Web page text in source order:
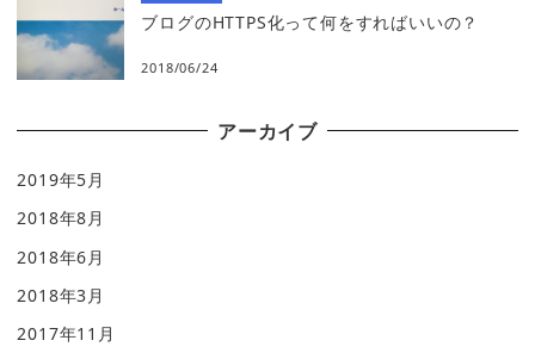
ブログのHTTPS化って何をすればいいの？
2018/06/24
アーカイブ
2019年5月
2018年8月
2018年6月
2018年3月
2017年11月